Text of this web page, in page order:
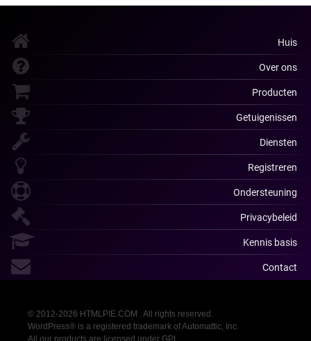
Huis
Over ons
Producten
Getuigenissen
Diensten
Registreren
Ondersteuning
Privacybeleid
Kennis basis
Contact
© 2012-2026 HTMLPIE.COM . All rights reserved.
WordPress® is a registered trademark of Automattic, Inc.
All our products are licensed under GPL.